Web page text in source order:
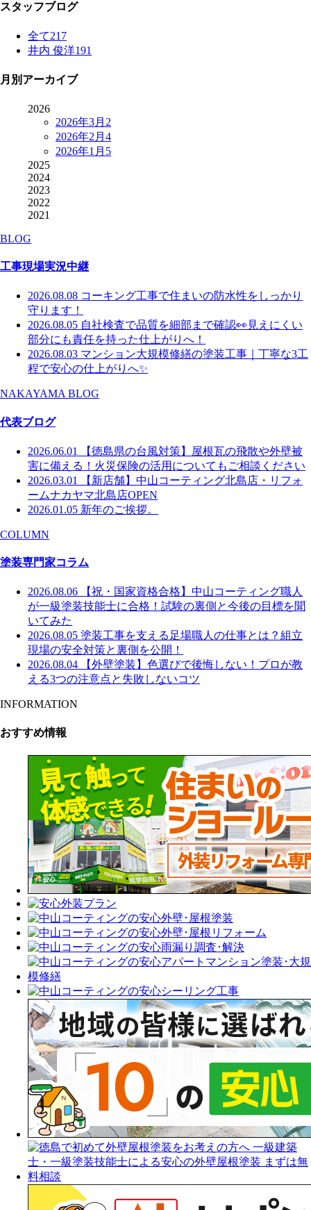
スタッフブログ
全て217
井内 俊洋191
月別アーカイブ
2026
2026年3月 2
2026年2月 4
2026年1月 5
2025
2024
2023
2022
2021
BLOG
工事現場実況中継
2026.08.08 コーキング工事で住まいの防水性をしっかり
守ります！
2026.08.05 自社検査で品質を細部まで確認👀見えにくい
部分にも責任を持った仕上がりへ！
2026.08.03 マンション大規模修繕の塗装工事｜丁寧な3工
程で安心の仕上がりへ✨
NAKAYAMA BLOG
代表ブログ
2026.06.01
【徳島県の台風対策】屋根瓦の飛散や外壁被
害に備える！火災保険の活用についてもご相談ください
2026.03.01
【新店舗】中山コーティング北島店・リフォ
ームナカヤマ北島店OPEN
2026.01.05 新年のご挨拶。
COLUMN
塗装専門家コラム
2026.08.06
【祝・国家資格合格】中山コーティング職人
が一級塗装技能士に合格！試験の裏側と今後の目標を聞
いてみた
2026.08.05 塗装工事を支える足場職人の仕事とは？組立
現場の安全対策と裏側を公開！
2026.08.04
【外壁塗装】色選びで後悔しない！プロが教
える3つの注意点と失敗しないコツ
INFORMATION
おすすめ情報